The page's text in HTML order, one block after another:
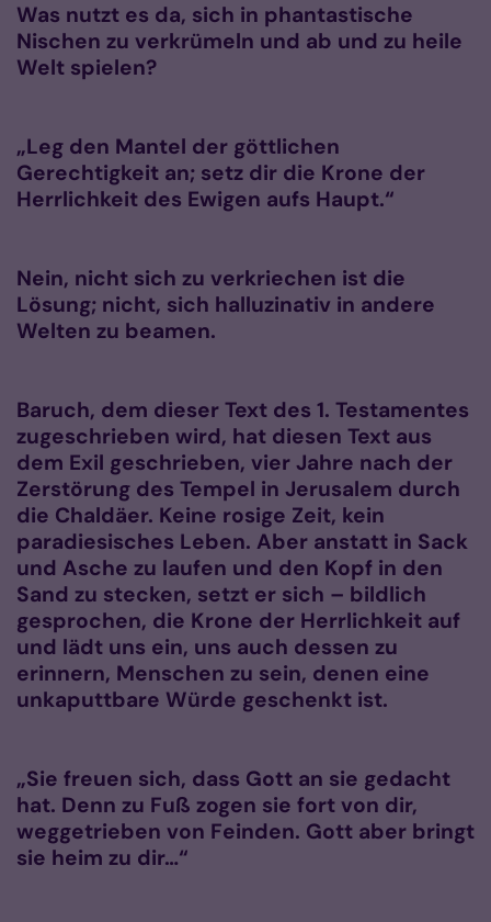
Was nutzt es da, sich in phantastische
Nischen zu verkrümeln und ab und zu heile
Welt spielen?
„Leg den Mantel der göttlichen
Gerechtigkeit an; setz dir die Krone der
Herrlichkeit des Ewigen aufs Haupt.“
Nein, nicht sich zu verkriechen ist die
Lösung; nicht, sich halluzinativ in andere
Welten zu beamen.
Baruch, dem dieser Text des 1. Testamentes
zugeschrieben wird, hat diesen Text aus
dem Exil geschrieben, vier Jahre nach der
Zerstörung des Tempel in Jerusalem durch
die Chaldäer. Keine rosige Zeit, kein
paradiesisches Leben. Aber anstatt in Sack
und Asche zu laufen und den Kopf in den
Sand zu stecken, setzt er sich – bildlich
gesprochen, die Krone der Herrlichkeit auf
und lädt uns ein, uns auch dessen zu
erinnern, Menschen zu sein, denen eine
unkaputtbare Würde geschenkt ist.
„Sie freuen sich, dass Gott an sie gedacht
hat. Denn zu Fuß zogen sie fort von dir,
weggetrieben von Feinden. Gott aber bringt
sie heim zu dir…“